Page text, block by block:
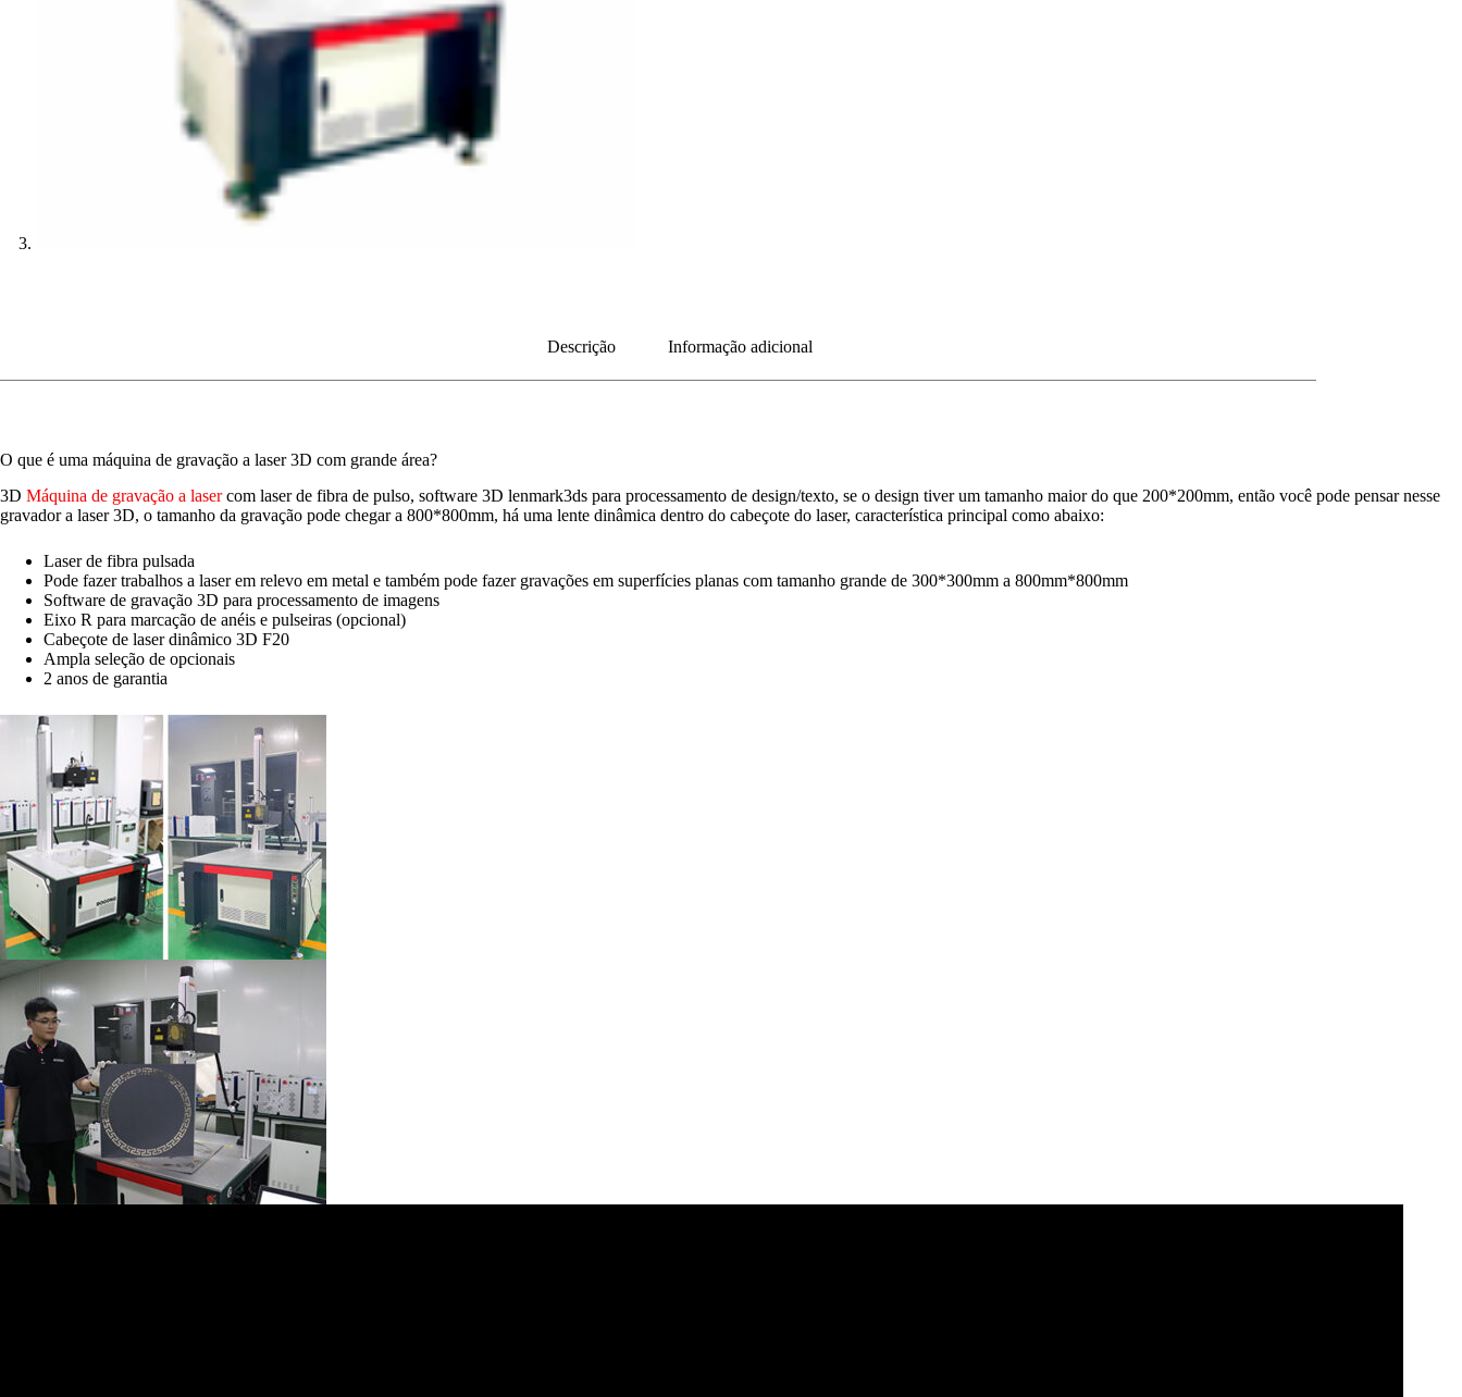
Descrição Informação adicional
O que é uma máquina de gravação a laser 3D com grande área?
3D Máquina de gravação a lasercom laser de fibra de pulso, software 3D lenmark3ds para processamento de design/texto, se o design tiver um tamanho maior do que 200*200mm, então você pode pensar nesse
gravador a laser 3D, o tamanho da gravação pode chegar a 800*800mm, há uma lente dinâmica dentro do cabeçote do laser, característica principal como abaixo:
Laser de fibra pulsada
Pode fazer trabalhos a laser em relevo em metal e também pode fazer gravações em superfícies planas com tamanho grande de 300*300mm a 800mm*800mm
Software de gravação 3D para processamento de imagens
Eixo R para marcação de anéis e pulseiras (opcional)
Cabeçote de laser dinâmico 3D F20
Ampla seleção de opcionais
2 anos de garantia